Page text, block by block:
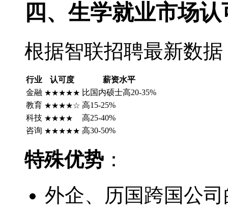
四、生学就业市场
根据智联招聘最新数据
行业 认可度
薪资水平
金融 ★★★★★ 比国内硕士高20-35%
教育 ★★★★☆ 高15-25%
科技 ★★★★
高25-40%
咨询 ★★★★★ 高30-50%
特殊优势 ：
外企、历国跨国公